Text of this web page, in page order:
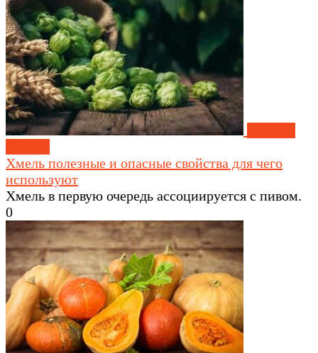
Хмель полезные и опасные свойства для чего
используют
Хмель в первую очередь ассоциируется с пивом.
0